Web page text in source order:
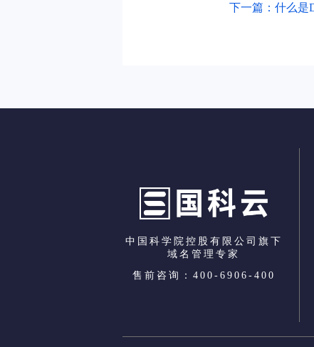
下一篇：什么是
中国科学院控股有限公司旗下
域名管理专家
售前咨询：400-6906-400